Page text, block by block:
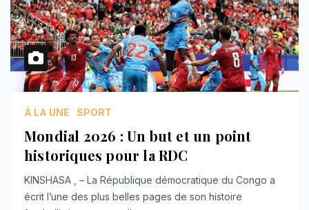
À LA UNE SPORT
Mondial 2026 : Un but et un point
historiques pour la RDC
KINSHASA , – La République démocratique du Congo a
écrit l’une des plus belles pages de son histoire